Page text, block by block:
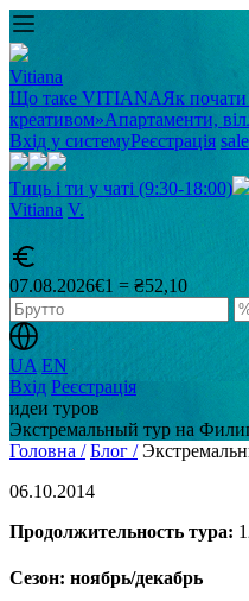
Vitiana
Що таке VITIANAЯк
креативом»Апартаменти,
Вхід у системуРеєстрація
Тиць і ти у чаті (9:30-18:00)
Vitiana V.
07.08.2026€1 = ₴52,10
UA EN
Вхід Реєстрація
идеи туров
Экстремальный тур на
Головна / Блог /
06.10.2014
Продолжительность тура:
Сезон: ноябрь/декабрь